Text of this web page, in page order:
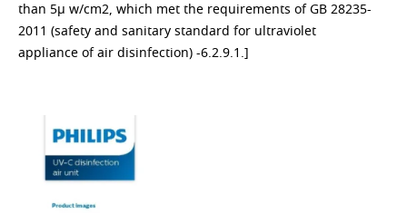
than 5μ w/cm2, which met the requirements of GB 28235-
2011 (safety and sanitary standard for ultraviolet
appliance of air disinfection) -6.2.9.1.]